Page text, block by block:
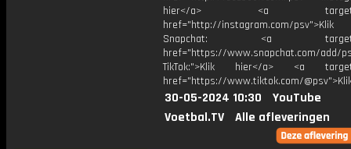
hier</a> <a
href="http://instagram.com/
Snapchat: <a
href="https://www.snapchat.com/add/
TikTok:">Klik hier</a> <a
href="https://www.tiktok.com/
30-05-2024 10:30
YouTube
Voetbal.TV
Alle afleveringen